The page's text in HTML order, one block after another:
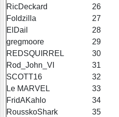
RicDeckard
26
Foldzilla
27
ElDail
28
gregmoore
29
REDSQUIRREL
30
Rod_John_VI
31
SCOTT16
32
Le MARVEL
33
FridAKahlo
34
RousskoShark
35